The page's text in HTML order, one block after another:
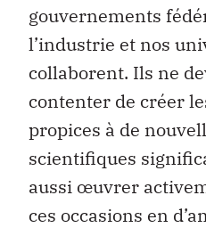
gouvernements
l’industrie et nos
collaborent. Ils ne
contenter de créer
propices à de
scientifiques
aussi œuvrer
ces occasions en